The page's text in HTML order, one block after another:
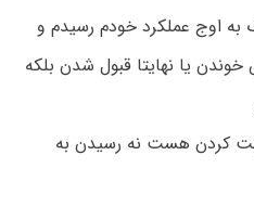
اوج عملکرد خودم رسیدم و
یا نهایتا قبول شدن بلکه
کردن هست نه رسیدن به